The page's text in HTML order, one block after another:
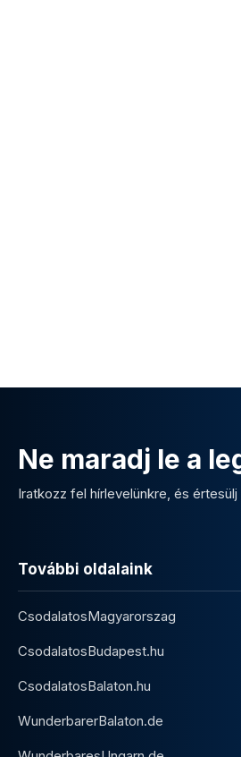
Ne maradj le a
Iratkozz fel hírlevelünkre, és
További oldalaink
CsodalatosMagyarorszag
CsodalatosBudapest.hu
CsodalatosBalaton.hu
WunderbarerBalaton.de